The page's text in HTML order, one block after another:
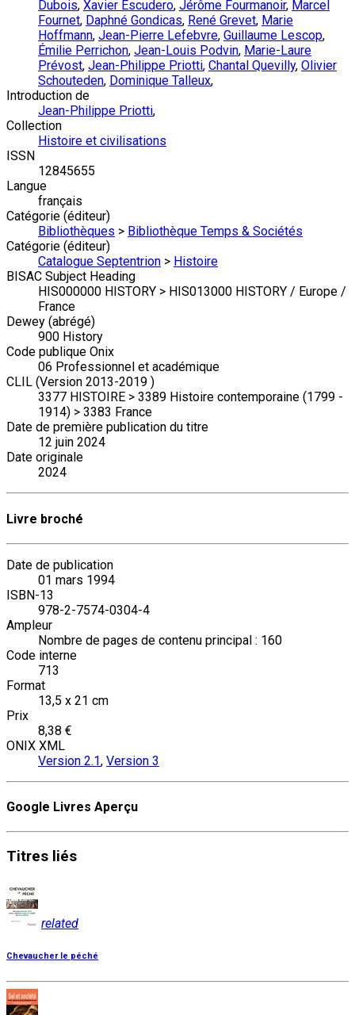
Dubois, Xavier Escudero, Jérôme Fourmanoir, Marcel
Fournet, Daphné Gondicas, René Grevet, Marie
Hoffmann, Jean-Pierre Lefebvre, Guillaume Lescop,
Émilie Perrichon, Jean-Louis Podvin, Marie-Laure
Prévost, Jean-Philippe Priotti, Chantal Quevilly, Olivier
Schouteden, Dominique Talleux,
Introduction de
Jean-Philippe Priotti,
Collection
Histoire et civilisations
ISSN
12845655
Langue
français
Catégorie (éditeur)
Bibliothèques > Bibliothèque Temps & Sociétés
Catégorie (éditeur)
Catalogue Septentrion > Histoire
BISAC Subject Heading
HIS000000 HISTORY > HIS013000 HISTORY / Europe /
France
Dewey (abrégé)
900 History
Code publique Onix
06 Professionnel et académique
CLIL (Version 2013-2019 )
3377 HISTOIRE > 3389 Histoire contemporaine (1799 -
1914) > 3383 France
Date de première publication du titre
12 juin 2024
Date originale
2024
Livre broché
Date de publication
01 mars 1994
ISBN-13
978-2-7574-0304-4
Ampleur
Nombre de pages de contenu principal : 160
Code interne
713
Format
13,5 x 21 cm
Prix
8,38 €
ONIX XML
Version 2.1, Version 3
Google Livres Aperçu
Titres liés
related
Chevaucher le péché